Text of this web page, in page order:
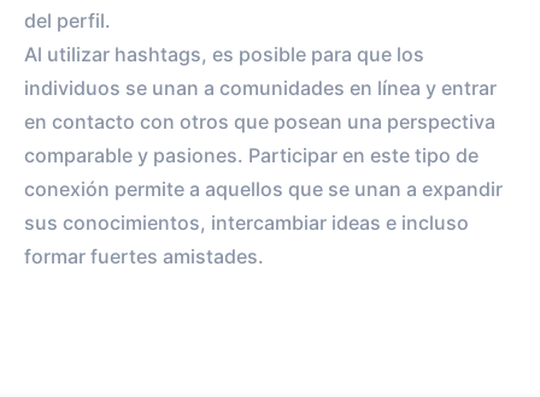
del perfil.
Al utilizar hashtags, es posible para que los
individuos se unan a comunidades en línea y entrar
en contacto con otros que posean una perspectiva
comparable y pasiones. Participar en este tipo de
conexión permite a aquellos que se unan a expandir
sus conocimientos, intercambiar ideas e incluso
formar fuertes amistades.